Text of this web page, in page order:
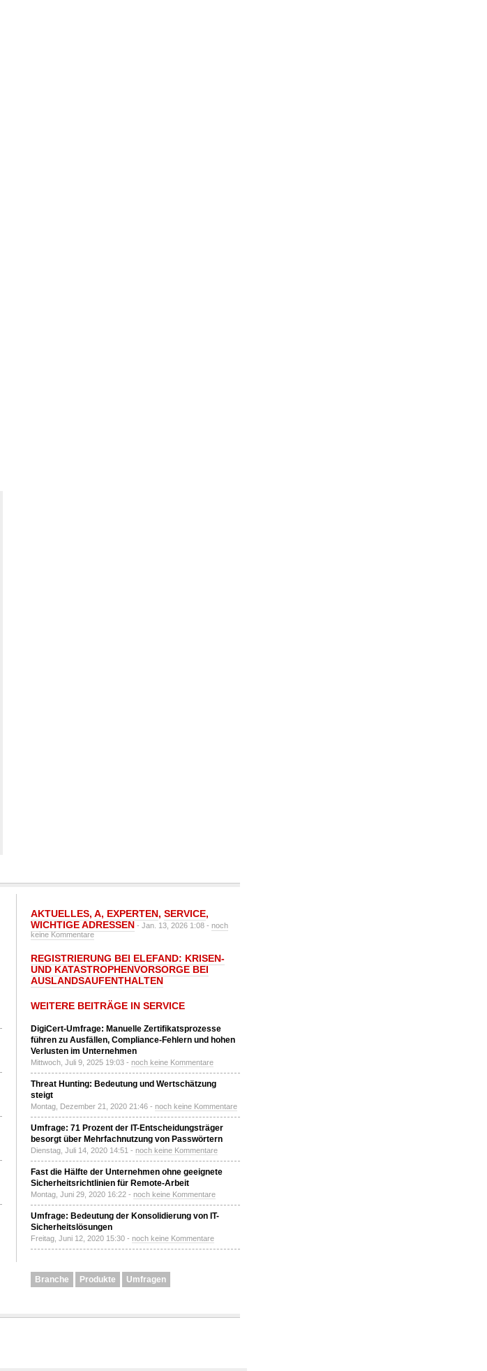
AKTUELLES, A, EXPERTEN, SERVICE,
WICHTIGE ADRESSEN - Jan. 13, 2026 1:08 - noch
keine Kommentare
REGISTRIERUNG BEI ELEFAND: KRISEN-
UND KATASTROPHENVORSORGE BEI
AUSLANDSAUFENTHALTEN
WEITERE BEITRÄGE IN SERVICE
DigiCert-Umfrage: Manuelle Zertifikatsprozesse
führen zu Ausfällen, Compliance-Fehlern und hohen
Verlusten im Unternehmen
Mittwoch, Juli 9, 2025 19:03 - noch keine Kommentare
Threat Hunting: Bedeutung und Wertschätzung
steigt
Montag, Dezember 21, 2020 21:46 - noch keine Kommentare
Umfrage: 71 Prozent der IT-Entscheidungsträger
besorgt über Mehrfachnutzung von Passwörtern
Dienstag, Juli 14, 2020 14:51 - noch keine Kommentare
Fast die Hälfte der Unternehmen ohne geeignete
Sicherheitsrichtlinien für Remote-Arbeit
Montag, Juni 29, 2020 16:22 - noch keine Kommentare
Umfrage: Bedeutung der Konsolidierung von IT-
Sicherheitslösungen
Freitag, Juni 12, 2020 15:30 - noch keine Kommentare
Branche Produkte Umfragen